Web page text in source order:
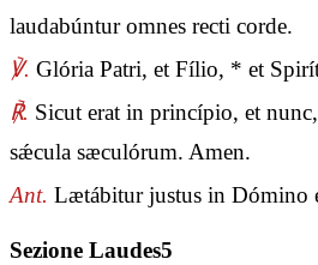
laudabúntur omnes recti corde.
℣. Glória Patri, et Fílio, * et
℟. Sicut erat in princípio, et
sǽcula sæculórum. Amen.
Ant. Lætábitur justus in Dómino
Sezione Laudes5